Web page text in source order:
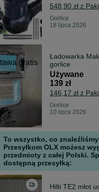
548,90 zł z
Gorlice
18 lipca 2026
gratis
Ładowarka Makita komis
gorlice
Używane
139 zł
146,17 zł z
Gorlice
10 lipca 2026
To wszystko, co
Przesyłkom OLX możesz
przedmioty z całej Polski.
dostępną przesyłką:
Hilti TE2 młot